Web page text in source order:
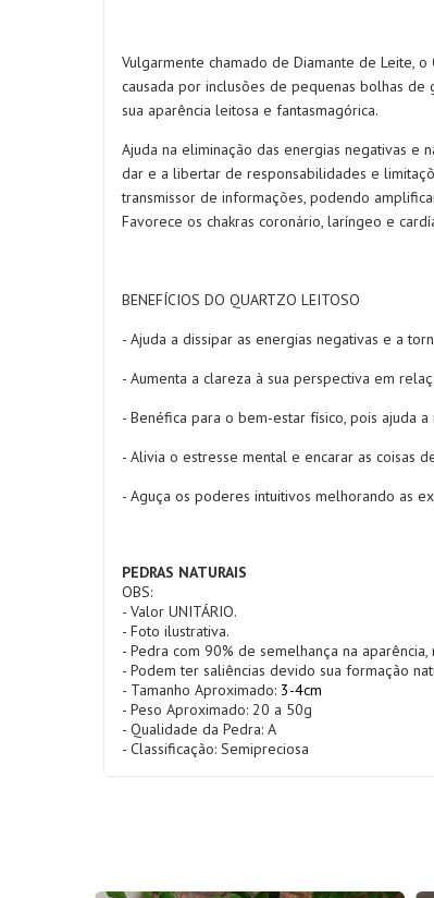
Vulgarmente chamado de Diamante de Leite,
causada por inclusões de pequenas bolhas
sua aparência leitosa e fantasmagórica.
Ajuda na eliminação das energias negativas e
dar e a libertar de responsabilidades e
transmissor de informações, podendo
Favorece os chakras coronário, laríngeo e
BENEFÍCIOS DO QUARTZO LEITOSO
- Ajuda a dissipar as energias negativas e a
- Aumenta a clareza à sua perspectiva em
- Benéfica para o bem-estar físico, pois ajuda
- Alivia o estresse mental e encarar as coisas
- Aguça os poderes intuitivos melhorando as
PEDRAS NATURAIS
OBS:
- Valor UNITÁRIO.
- Foto ilustrativa.
- Pedra com 90% de semelhança na
- Podem ter saliências devido sua formação
- Tamanho Aproximado: 3-4cm
- Peso Aproximado: 20 a 50g
- Qualidade da Pedra: A
- Classificação: Semipreciosa